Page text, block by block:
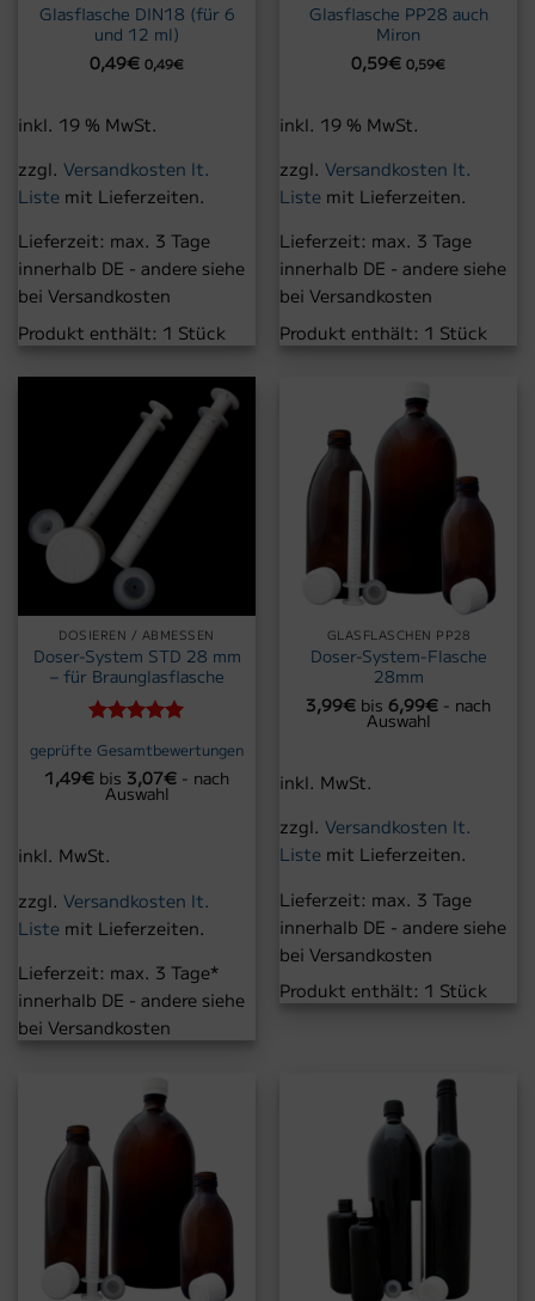
Glasflasche DIN18 (für 6
und 12 ml)
0,49€ 0,49€
inkl. 19 % MwSt.
zzgl. Versandkosten lt.
Listemit Lieferzeiten.
Lieferzeit: max. 3 Tage
innerhalb DE - andere siehe
bei Versandkosten
Produkt enthält: 1 Stück
Glasflasche PP28 auch
Miron
0,59€ 0,59€
inkl. 19 % MwSt.
zzgl. Versandkosten lt.
Listemit Lieferzeiten.
Lieferzeit: max. 3 Tage
innerhalb DE - andere siehe
bei Versandkosten
Produkt enthält: 1 Stück
DOSIEREN / ABMESSEN
Doser-System STD 28 mm
– für Braunglasflasche
mit5von
5
geprüfte Gesamtbewertungen
1,49€ bis 3,07€ - nach
Auswahl
inkl. MwSt.
zzgl. Versandkosten lt.
Listemit Lieferzeiten.
Lieferzeit: max. 3 Tage*
innerhalb DE - andere siehe
bei Versandkosten
GLASFLASCHEN PP28
Doser-System-Flasche
28mm
3,99€ bis 6,99€ - nach
Auswahl
inkl. MwSt.
zzgl. Versandkosten lt.
Listemit Lieferzeiten.
Lieferzeit: max. 3 Tage
innerhalb DE - andere siehe
bei Versandkosten
Produkt enthält: 1 Stück